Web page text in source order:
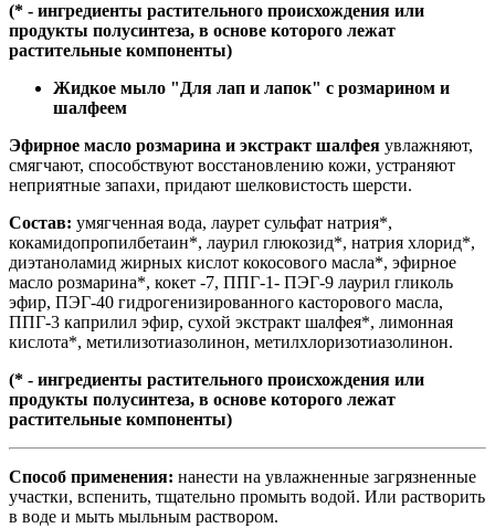
(* - ингредиенты растительного происхождения или
продукты полусинтеза, в основе которого лежат
растительные компоненты)
Жидкое мыло "Для лап и лапок" с розмарином и
шалфеем
Эфирное масло розмарина и экстракт шалфея увлажняют,
смягчают, способствуют восстановлению кожи, устраняют
неприятные запахи, придают шелковистость шерсти.
Состав: умягченная вода, лаурет сульфат натрия*,
кокамидопропилбетаин*, лаурил глюкозид*, натрия хлорид*,
диэтаноламид жирных кислот кокосового масла*, эфирное
масло розмарина*, кокет -7, ППГ-1- ПЭГ-9 лаурил гликоль
эфир, ПЭГ-40 гидрогенизированного касторового масла,
ППГ-3 каприлил эфир, сухой экстракт шалфея*, лимонная
кислота*, метилизотиазолинон, метилхлоризотиазолинон.
(* - ингредиенты растительного происхождения или
продукты полусинтеза, в основе которого лежат
растительные компоненты)
Способ применения: нанести на увлажненные загрязненные
участки, вспенить, тщательно промыть водой. Или растворить
в воде и мыть мыльным раствором.